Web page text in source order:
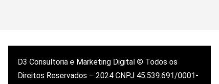
D3 Consultoria e Marketing Digital © Todos os
Direitos Reservados – 2024 CNPJ 45.539.691/0001-